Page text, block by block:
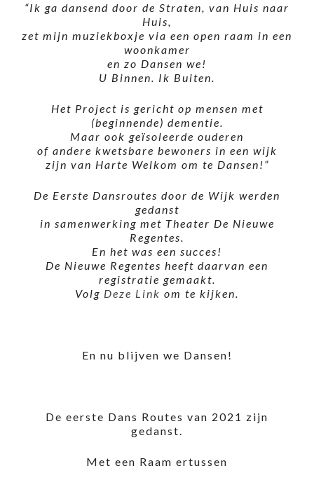
“Ik ga dansend door de Straten, van Huis naar
Huis,
zet mijn muziekboxje via een open raam in een
woonkamer
en zo Dansen we!
U Binnen. Ik Buiten.
Het Project is gericht op mensen met
(beginnende) dementie.
Maar ook geïsoleerde ouderen
of andere kwetsbare bewoners in een wijk
zijn van Harte Welkom om te Dansen!”
De Eerste Dansroutes door de Wijk werden
gedanst
in samenwerking met Theater De Nieuwe
Regentes.
En het was een succes!
De Nieuwe Regentes heeft daarvan een
registratie gemaakt.
Volg Deze Link om te kijken.
En nu blijven we Dansen!
De eerste Dans Routes van 2021 zijn
gedanst.
Met een Raam ertussen